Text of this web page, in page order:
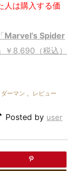
人は購入する価
「Marvel’s Spider
」￥8,690（税込）
ーマン , レビュー
Posted by user